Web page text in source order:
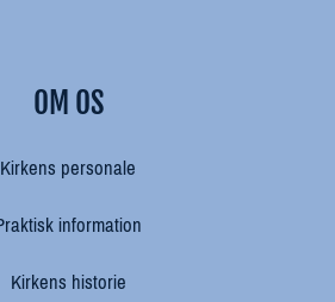
OM OS
Kirkens personale
information
Kirkens historie